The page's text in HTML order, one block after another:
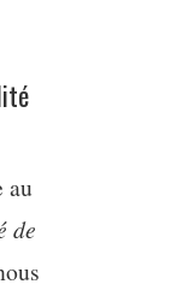
au
de